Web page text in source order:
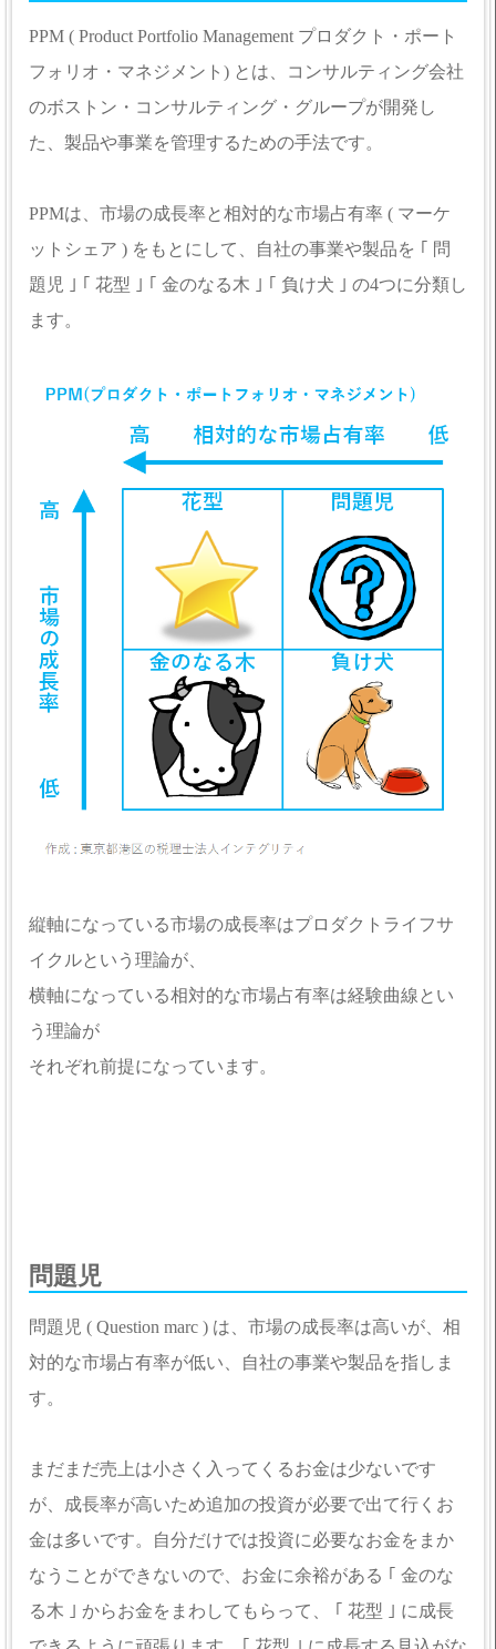
PPM ( Product Portfolio Management プロダクト・ポート
フォリオ・マネジメント) とは、コンサルティング会社
のボストン・コンサルティング・グループが開発し
た、製品や事業を管理するための手法です。
PPMは、市場の成長率と相対的な市場占有率 ( マーケ
ットシェア ) をもとにして、自社の事業や製品を ｢ 問
題児 ｣ ｢ 花型 ｣ ｢ 金のなる木 ｣ ｢ 負け犬 ｣ の4つに分類し
ます。
縦軸になっている市場の成長率はプロダクトライフサ
イクルという理論が、
横軸になっている相対的な市場占有率は経験曲線とい
う理論が
それぞれ前提になっています。
問題児
問題児 ( Question marc ) は、市場の成長率は高いが、相
対的な市場占有率が低い、自社の事業や製品を指しま
す。
まだまだ売上は小さく入ってくるお金は少ないです
が、成長率が高いため追加の投資が必要で出て行くお
金は多いです。自分だけでは投資に必要なお金をまか
なうことができないので、お金に余裕がある ｢ 金のな
る木 ｣ からお金をまわしてもらって、 ｢ 花型 ｣ に成長